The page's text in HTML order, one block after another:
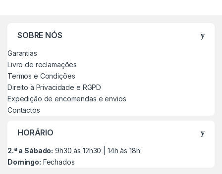
SOBRE NÓS
Garantias
Livro de reclamações
Termos e Condições
Direito à Privacidade e RGPD
Expedição de encomendas e envios
Contactos
HORÁRIO
2.ª a Sábado: 9h30 às 12h30 | 14h às 18h
Domingo: Fechados